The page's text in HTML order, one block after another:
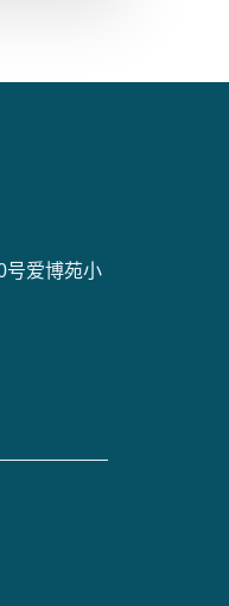
号爱博苑小